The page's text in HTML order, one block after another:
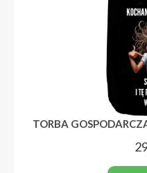
TORBA